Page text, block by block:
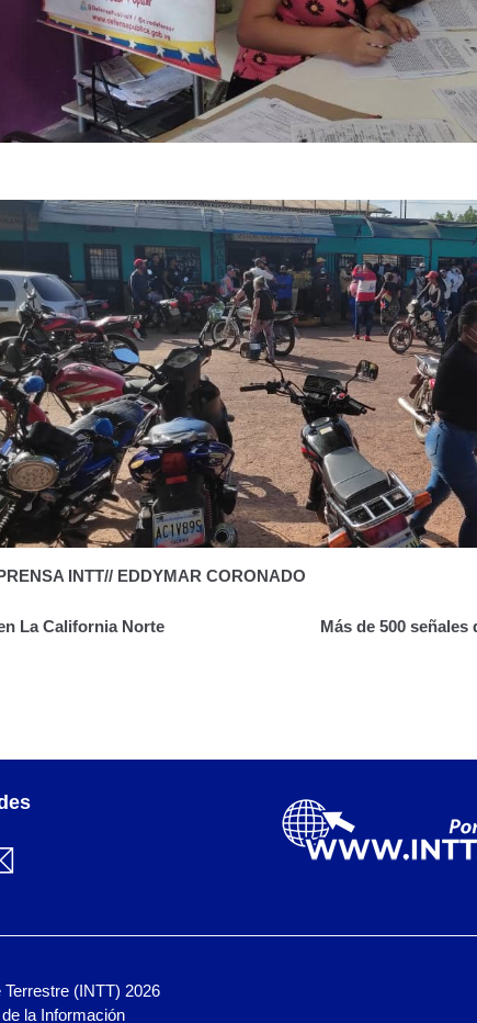
INTT// EDDYMAR CORONADO
La California Norte
Más de 500
(INTT) 2026
la Información